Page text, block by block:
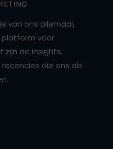
van ons allemaal,
platform voor
zijn de insights,
die ons als